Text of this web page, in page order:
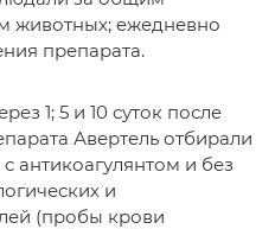
животных; ежедневно
препарата.
1; 5 и 10 суток после
Авертель отбирали
антикоагулянтом и без
и
(пробы крови